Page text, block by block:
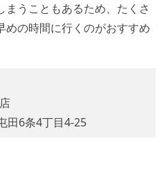
うこともあるため、たくさ
めの時間に行くのがおすすめ
田6条4丁目4-25